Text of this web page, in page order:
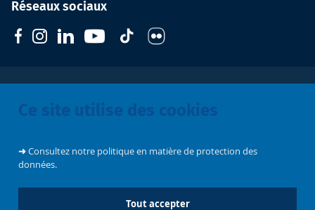
Ce site utilise des cookies
➜Consultez notre politique en matière de protection des
données.
Tout accepter
Réseaux sociaux